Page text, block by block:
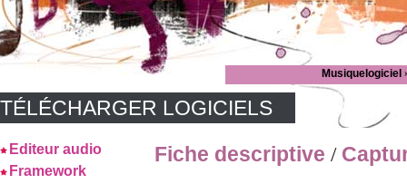
Musiquelogiciel
TÉLÉCHARGER LOGICIELS
Editeur audio
Framework
Fiche descriptive /